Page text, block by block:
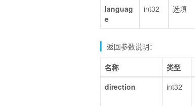
languag
e
int32 选填
返回参数说明：
名称 类型
direction
int32